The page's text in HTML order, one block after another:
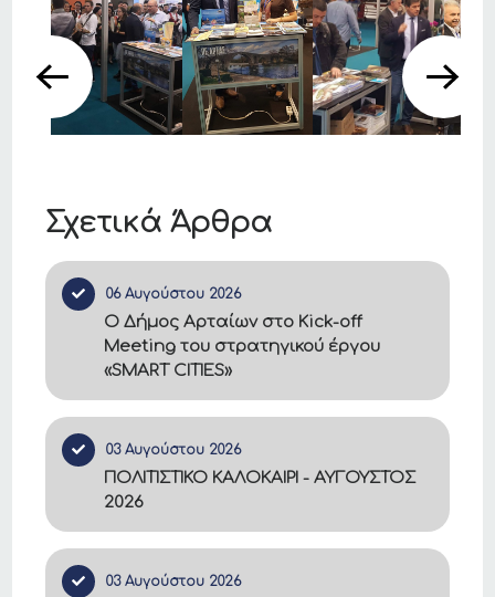
Σχετικά Άρθρα
06 Αυγούστου 2026
Ο Δήμος Αρταίων στο Kick-off
Meeting του στρατηγικού έργου
«SMART CITIES»
03 Αυγούστου 2026
ΠΟΛΙΤΙΣΤΙΚΟ ΚΑΛΟΚΑΙΡΙ - ΑΥΓΟΥΣΤΟΣ
2026
03 Αυγούστου 2026